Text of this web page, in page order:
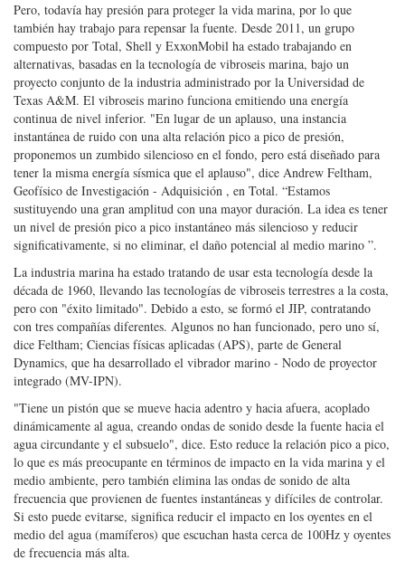
Pero, todavía hay presión para proteger la vida marina, por lo que
también hay trabajo para repensar la fuente. Desde 2011, un grupo
compuesto por Total, Shell y ExxonMobil ha estado trabajando en
alternativas, basadas en la tecnología de vibroseis marina, bajo un
proyecto conjunto de la industria administrado por la Universidad de
Texas A&M. El vibroseis marino funciona emitiendo una energía
continua de nivel inferior. "En lugar de un aplauso, una instancia
instantánea de ruido con una alta relación pico a pico de presión,
proponemos un zumbido silencioso en el fondo, pero está diseñado para
tener la misma energía sísmica que el aplauso", dice Andrew Feltham,
Geofísico de Investigación - Adquisición , en Total. “Estamos
sustituyendo una gran amplitud con una mayor duración. La idea es tener
un nivel de presión pico a pico instantáneo más silencioso y reducir
significativamente, si no eliminar, el daño potencial al medio marino ”.
La industria marina ha estado tratando de usar esta tecnología desde la
década de 1960, llevando las tecnologías de vibroseis terrestres a la costa,
pero con "éxito limitado". Debido a esto, se formó el JIP, contratando
con tres compañías diferentes. Algunos no han funcionado, pero uno sí,
dice Feltham; Ciencias físicas aplicadas (APS), parte de General
Dynamics, que ha desarrollado el vibrador marino - Nodo de proyector
integrado (MV-IPN).
"Tiene un pistón que se mueve hacia adentro y hacia afuera, acoplado
dinámicamente al agua, creando ondas de sonido desde la fuente hacia el
agua circundante y el subsuelo", dice. Esto reduce la relación pico a pico,
lo que es más preocupante en términos de impacto en la vida marina y el
medio ambiente, pero también elimina las ondas de sonido de alta
frecuencia que provienen de fuentes instantáneas y difíciles de controlar.
Si esto puede evitarse, significa reducir el impacto en los oyentes en el
medio del agua (mamíferos) que escuchan hasta cerca de 100Hz y oyentes
de frecuencia más alta.